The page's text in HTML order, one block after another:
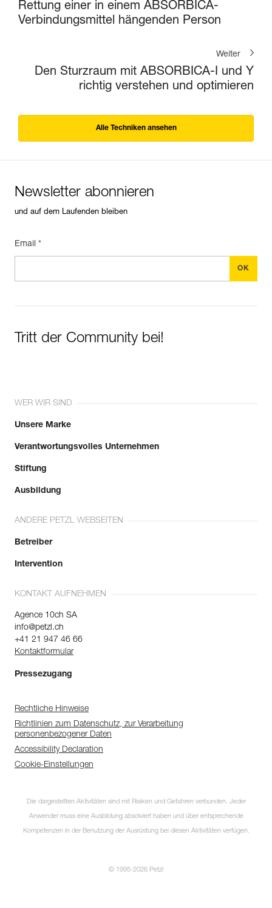
Rettung einer in einem ABSORBICA-
Verbindungsmittel hängenden Person
Weiter
Den Sturzraum mit ABSORBICA-I und Y
richtig verstehen und optimieren
Alle Techniken ansehen
Newsletter abonnieren
und auf dem Laufenden bleiben
Email *
Tritt der Community bei!
WER WIR SIND
Unsere Marke
Verantwortungsvolles Unternehmen
Stiftung
Ausbildung
ANDERE PETZL WEBSEITEN
Betreiber
Intervention
KONTAKT AUFNEHMEN
Agence 10ch SA
info@petzl.ch
+41 21 947 46 66
Kontaktformular
Pressezugang
Rechtliche Hinweise
Richtlinien zum Datenschutz, zur Verarbeitung
personenbezogener Daten
Accessibility Declaration
Cookie-Einstellungen
Die dargestellten Aktivitäten sind mit Risiken und Gefahren verbunden. Jeder
Anwender muss eine Ausbildung absolviert haben und über entsprechende
Kompetenzen in der Benutzung der Ausrüstung bei diesen Aktivitäten verfügen.
© 1995-2026 Petzl